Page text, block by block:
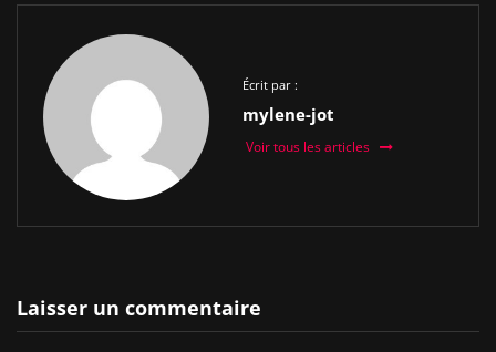
Écrit par :
mylene-jot
Voir tous les articles
Laisser un commentaire